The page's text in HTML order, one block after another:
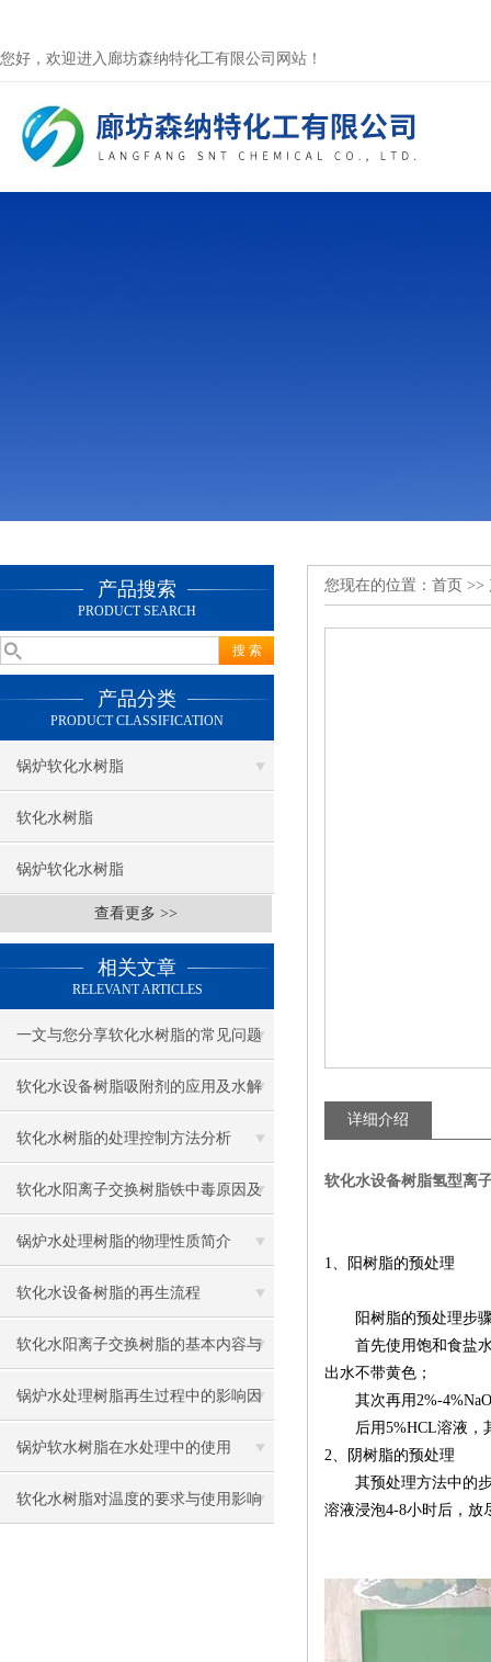
您好，欢迎进入廊坊森纳特化工有限公司网站！
产品搜索
PRODUCT SEARCH
产品分类
PRODUCT CLASSIFICATION
锅炉软化水树脂
软化水树脂
锅炉软化水树脂
查看更多 >>
相关文章
RELEVANT ARTICLES
一文与您分享软化水树脂的常见问题
相应解决方法
软化水设备树脂吸附剂的应用及水解
反应
软化水树脂的处理控制方法分析
软化水阳离子交换树脂铁中毒原因及
检验方法介绍
锅炉水处理树脂的物理性质简介
软化水设备树脂的再生流程
软化水阳离子交换树脂的基本内容与
分析
锅炉水处理树脂再生过程中的影响因
素
锅炉软水树脂在水处理中的使用
软化水树脂对温度的要求与使用影响
您现在的位置： 首页 >>
详细介绍
软化水设备树脂氢型离
1、 阳树脂的预处理
阳树脂的预处理步
首先使用饱和食盐水
出水不带黄色 ；
其次再用2%-
后用5%HCL溶液，
2、
阴树脂的预处理
其预处理方法中的
溶液浸泡4-8小时后，放